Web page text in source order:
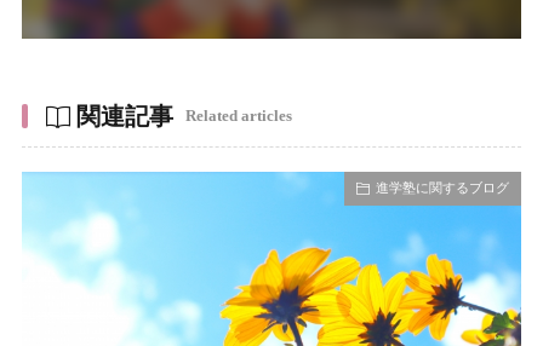
関連記事 Related articles
進学塾に関するブログ